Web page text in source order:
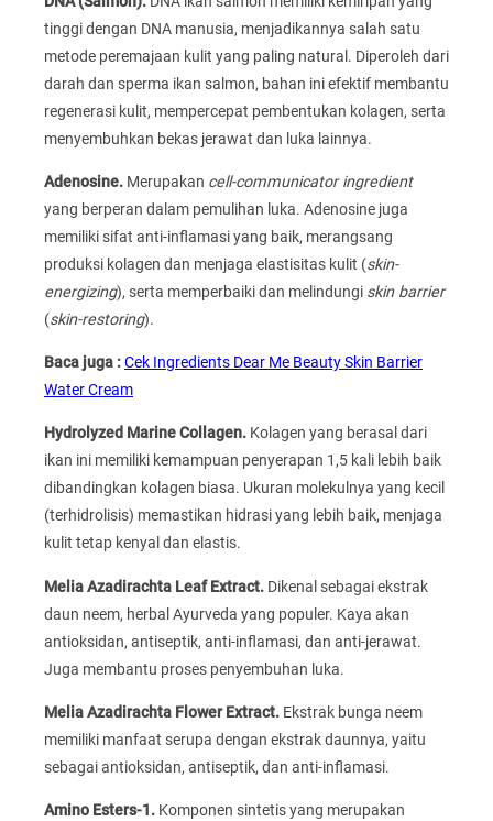
tinggi dengan DNA manusia, menjadikannya salah satu
metode peremajaan kulit yang paling natural. Diperoleh dari
darah dan sperma ikan salmon, bahan ini efektif membantu
regenerasi kulit, mempercepat pembentukan kolagen, serta
menyembuhkan bekas jerawat dan luka lainnya.
Adenosine. Merupakan cell-communicator ingredient
yang berperan dalam pemulihan luka. Adenosine juga
memiliki sifat anti-inflamasi yang baik, merangsang
produksi kolagen dan menjaga elastisitas kulit (skin-
energizing), serta memperbaiki dan melindungi skin barrier
(skin-restoring).
Baca juga :Cek Ingredients Dear Me Beauty Skin Barrier
Water Cream
Hydrolyzed Marine Collagen. Kolagen yang berasal dari
ikan ini memiliki kemampuan penyerapan 1,5 kali lebih baik
dibandingkan kolagen biasa. Ukuran molekulnya yang kecil
(terhidrolisis) memastikan hidrasi yang lebih baik, menjaga
kulit tetap kenyal dan elastis.
Melia Azadirachta Leaf Extract. Dikenal sebagai ekstrak
daun neem, herbal Ayurveda yang populer. Kaya akan
antioksidan, antiseptik, anti-inflamasi, dan anti-jerawat.
Juga membantu proses penyembuhan luka.
Melia Azadirachta Flower Extract. Ekstrak bunga neem
memiliki manfaat serupa dengan ekstrak daunnya, yaitu
sebagai antioksidan, antiseptik, dan anti-inflamasi.
Amino Esters-1. Komponen sintetis yang merupakan